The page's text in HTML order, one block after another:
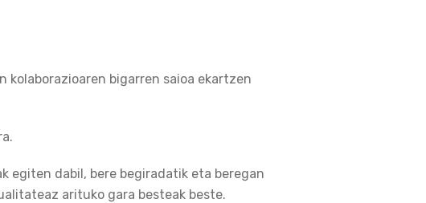
kolaborazioaren bigarren saioa ekartzen
egiten dabil, bere begiradatik eta beregan
arituko gara besteak beste.